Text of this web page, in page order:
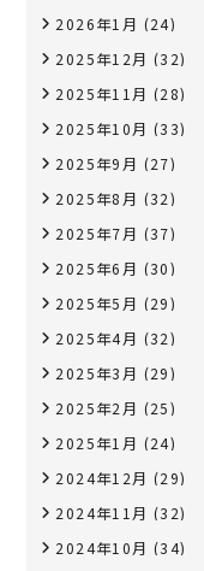
2026年1月 (24)
2025年12月 (32)
2025年11月 (28)
2025年10月 (33)
2025年9月 (27)
2025年8月 (32)
2025年7月 (37)
2025年6月 (30)
2025年5月 (29)
2025年4月 (32)
2025年3月 (29)
2025年2月 (25)
2025年1月 (24)
2024年12月 (29)
2024年11月 (32)
2024年10月 (34)